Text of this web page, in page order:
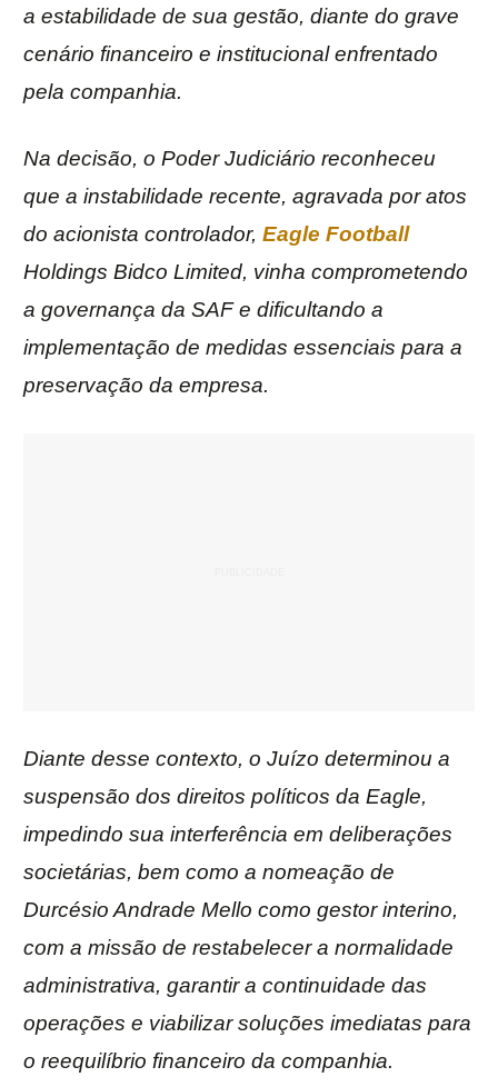
a estabilidade de sua gestão, diante do grave
cenário financeiro e institucional enfrentado
pela companhia.
Na decisão, o Poder Judiciário reconheceu
que a instabilidade recente, agravada por atos
do acionista controlador, Eagle Football
Holdings Bidco Limited, vinha comprometendo
a governança da SAF e dificultando a
implementação de medidas essenciais para a
preservação da empresa.
Diante desse contexto, o Juízo determinou a
suspensão dos direitos políticos da Eagle,
impedindo sua interferência em deliberações
societárias, bem como a nomeação de
Durcésio Andrade Mello como gestor interino,
com a missão de restabelecer a normalidade
administrativa, garantir a continuidade das
operações e viabilizar soluções imediatas para
o reequilíbrio financeiro da companhia.